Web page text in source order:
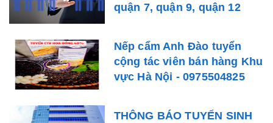
quận 7, quận 9, quận 12
Nếp cẩm Anh Đào tuyển
cộng tác viên bán hàng Khu
vực Hà Nội - 0975504825
THÔNG BÁO TUYỂN SINH